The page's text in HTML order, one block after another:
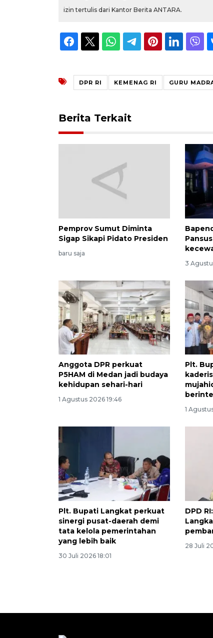
izin tertulis dari Kantor Berita ANTARA.
DPR RI KEMENAG RI GURU
Berita Terkait
Pemprov Sumut Diminta
Sigap Sikapi Pidato Presiden
baru saja
3
Anggota DPR perkuat
P5HAM di Medan jadi budaya
kehidupan sehari-hari
1 Agustus 2026 19:46
Plt.
1
Plt. Bupati Langkat perkuat
sinergi pusat-daerah demi
tata kelola pemerintahan
yang lebih baik
30 Juli 2026 18:01
DPD
28 Juli